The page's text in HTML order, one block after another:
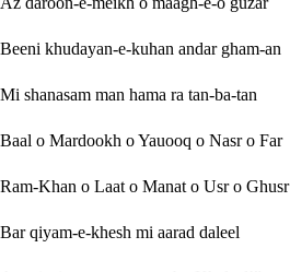
Beeni khudayan-e-kuhan andar gham-an
Mi shanasam man hama ra tan-ba-tan
Baal o Mardookh o Yauooq o Nasr o Far
Ram-Khan o Laat o Manat o Usr o Ghusr
Bar qiyam-e-khesh mi aarad daleel